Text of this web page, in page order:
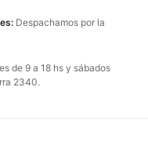
Despachamos por la
de 9 a 18 hs y sábados
2340.